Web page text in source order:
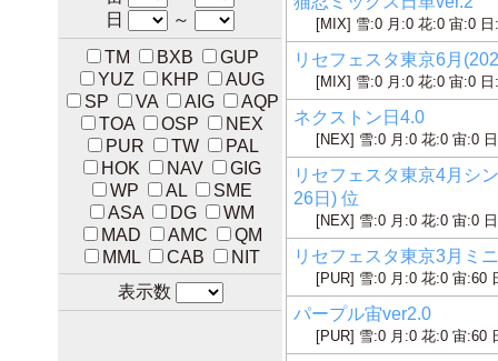
日
～
TM
BXB
GUP
YUZ
KHP
AUG
SP
VA AIG
AQP
TOA
OSP
NEX
PUR
TW
PAL
HOK
NAV
GIG
WP
AL
SME
ASA
DG
WM
MAD
AMC
QM
MML
CAB
NIT
表示数
[MIX] 雪:0 月:0 花:0 宙:0
リセフェスタ東京6月
[MIX] 雪:0 月:0 花:0 宙:0
ネクストン日4.0
[NEX] 雪:0 月:0 花:0 宙:0
リセフェスタ東京4月シ
26日) 位
[NEX] 雪:0 月:0 花:0 宙:0
リセフェスタ東京3月ミ
[PUR] 雪:0 月:0 花:0 宙:60
パープル宙ver2.0
[PUR] 雪:0 月:0 花:0 宙:60